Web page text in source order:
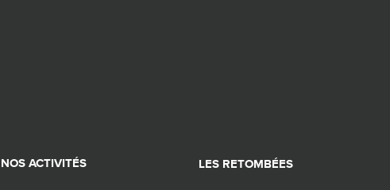
NOS ACTIVITÉS LES RETOMBÉES